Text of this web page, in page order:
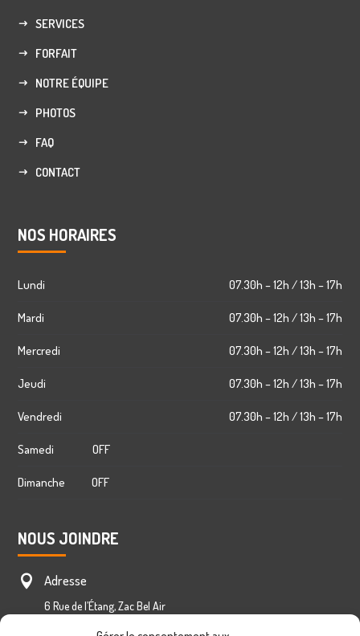
SERVICES
FORFAIT
NOTRE ÉQUIPE
PHOTOS
FAQ
CONTACT
NOS HORAIRES
Lundi 07.30h – 12h / 13h – 17h
Mardi 07.30h – 12h / 13h – 17h
Mercredi 07.30h – 12h / 13h – 17h
Jeudi 07.30h – 12h / 13h – 17h
Vendredi 07.30h – 12h / 13h – 17h
Samedi OFF
Dimanche OFF
NOUS JOINDRE
 Adresse
6 Rue de l’Étang, Zac Bel Air